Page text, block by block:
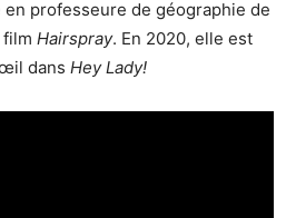
professeure de géographie de
film Hairspray. En 2020, elle est
dans Hey Lady!